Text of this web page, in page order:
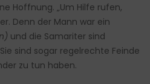
Hoffnung. „Um Hilfe rufen,
Denn der Mann war ein
und die Samariter sind
sind sogar regelrechte Feinde
zu tun haben.